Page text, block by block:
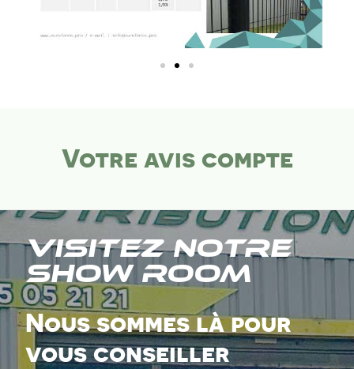
Votre avis compte
Visitez notre
show room
Nous sommes là pour
vous conseiller